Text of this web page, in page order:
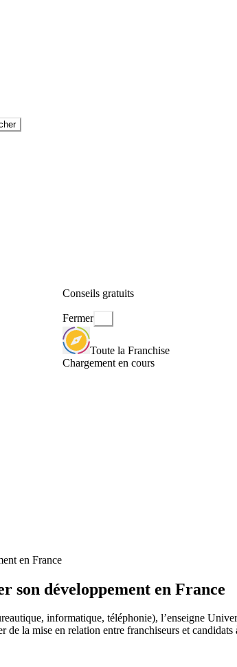
Conseils gratuits
Fermer
Toute la Franchise
Chargement en cours
en France
son développement en France
informatique, téléphonie), l’enseigne
la mise en relation entre franchiseurs et candidats